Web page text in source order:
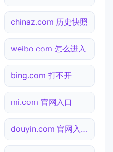
chinaz.com 历史快照
weibo.com 怎么进入
bing.com 打不开
mi.com 官网入口
douyin.com 官网入口